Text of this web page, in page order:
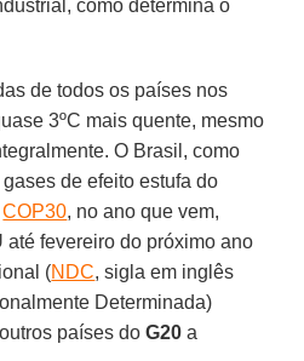
como determina o
de todos os países nos
3ºC mais quente, mesmo
O Brasil, como
de efeito estufa do
COP30, no ano que vem,
até fevereiro do próximo ano
(NDC, sigla em inglês
Determinada)
países doG20 a